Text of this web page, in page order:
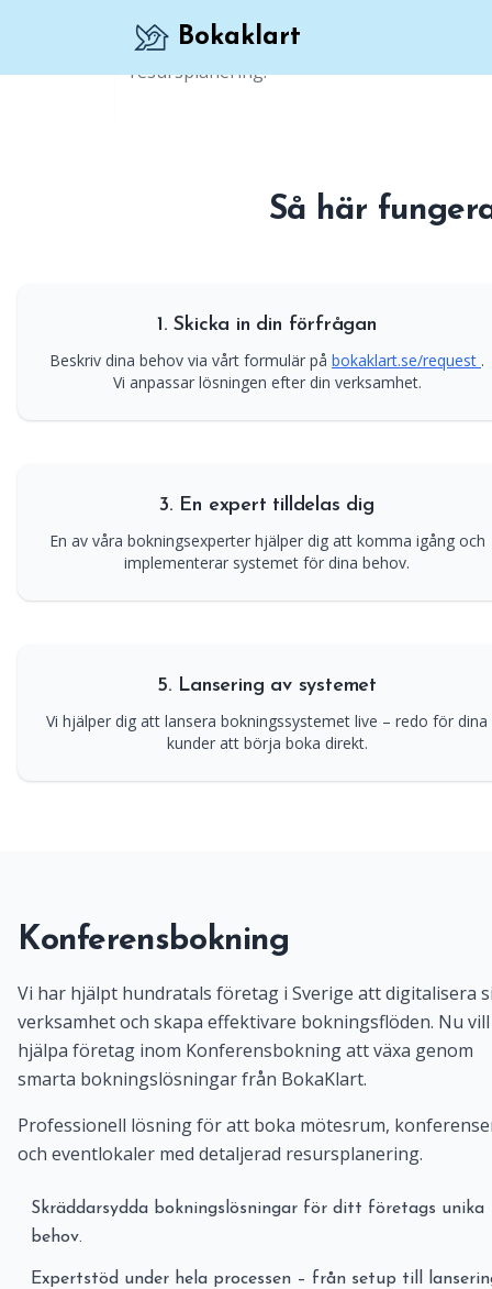
Bokaklart
Professionell lösning för att boka
resursplanering.
Så här
1. Skicka in din förfrågan
Beskriv dina behov via vårt formulär på bokaklart.se/request .
Vi anpassar lösningen efter din verksamhet.
3. En expert tilldelas dig
En av våra bokningsexperter hjälper dig att komma igång och
implementerar systemet för dina behov.
5. Lansering av systemet
Vi hjälper dig att lansera bokningssystemet live – redo för dina
kunder att börja boka direkt.
Konferensbokning
Vi har hjälpt hundratals företag i Sverige att digitalisera
verksamhet och skapa effektivare bokningsflöden. Nu
hjälpa företag inom Konferensbokning att växa genom
smarta bokningslösningar från BokaKlart.
Professionell lösning för att boka mötesrum,
och eventlokaler med detaljerad resursplanering.
Skräddarsydda bokningslösningar för ditt företags unika
behov.
Expertstöd under hela processen – från setup till